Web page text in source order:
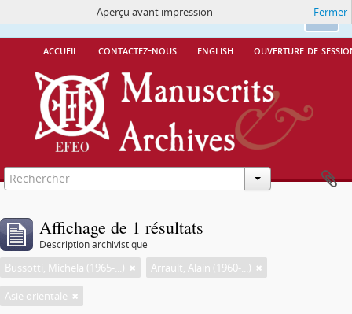
Ok
Ce site utilise des cookiesMore Info.
accueil contactez-nous english ouverture de
Aperçu avant impression Fermer
Affichage de 1 résultats
Description archivistique
Bussotti, Michela (1965-...)
Arrault, Alain (1960-...)
Asie orientale